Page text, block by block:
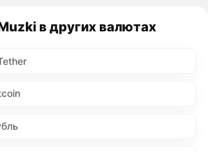
в других валютах